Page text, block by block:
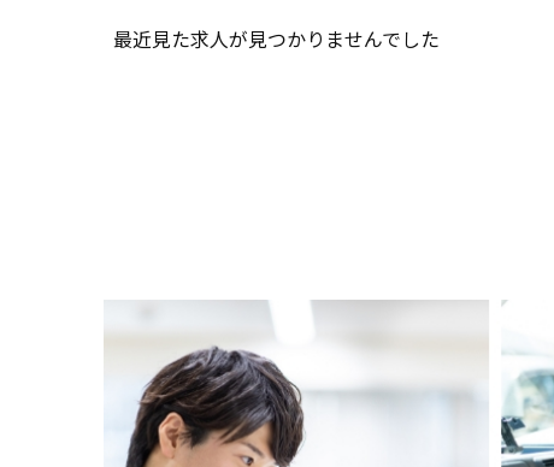
最近見た求人が見つかりませんでした